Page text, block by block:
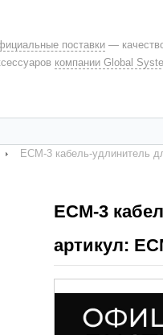
поставки —
компании Global
ECM-3 кабель-удлинитель
ECM-3
артикул: